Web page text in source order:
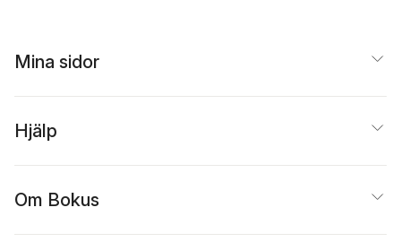
Mina sidor
Hjälp
Om Bokus